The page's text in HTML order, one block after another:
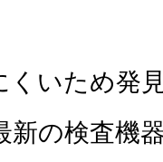
いため発
新の検査機